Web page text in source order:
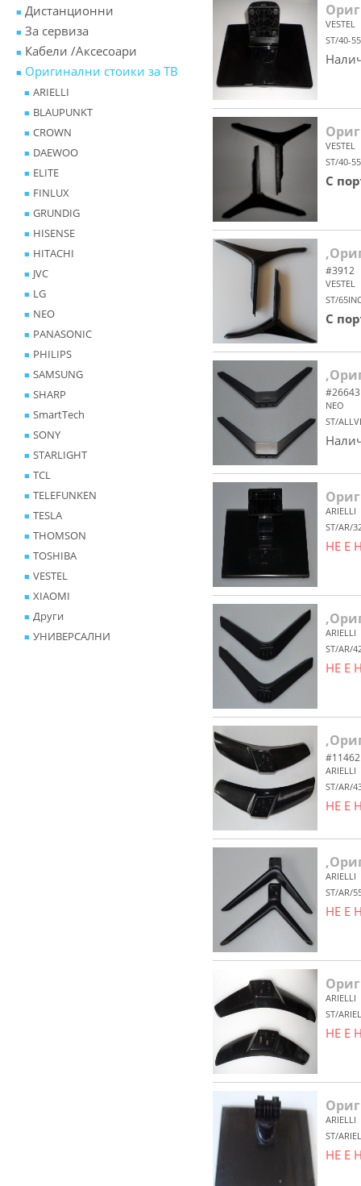
Дистанционни
За сервиза
Кабели /Аксесоари
Оригинални стоики за ТВ
ARIELLI
BLAUPUNKT
CROWN
DAEWOO
ELITE
FINLUX
GRUNDIG
HISENSE
HITACHI
JVC
LG
NEO
PANASONIC
PHILIPS
SAMSUNG
SHARP
SmartTech
SONY
STARLIGHT
TCL
TELEFUNKEN
TESLA
THOMSON
TOSHIBA
VESTEL
XIAOMI
Други
УНИВЕРСАЛНИ
VESTEL
ST/40-
VESTEL
ST/40-
С
#3912
VESTEL
ST/
С
#26643
NEO
ST/
ARIELLI
ST/AR/
НЕ Е
ARIELLI
ST/AR/
НЕ Е
#11462
ARIELLI
ST/AR/
НЕ Е
ARIELLI
ST/AR/
НЕ Е
ARIELLI
ST/
НЕ Е
ARIELLI
ST/
НЕ Е